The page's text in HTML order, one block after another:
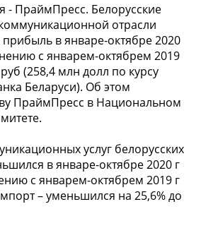
- ПраймПресс. Белорусские
отрасли
в январе-октябре 2020
с январем-октябрем 2019
(258,4 млн долл по курсу
Беларуси). Об этом
ПраймПресс в Национальном
услуг белорусских
в январе-октябре 2020 г
с январем-октябрем 2019 г
– уменьшился на 25,6% до